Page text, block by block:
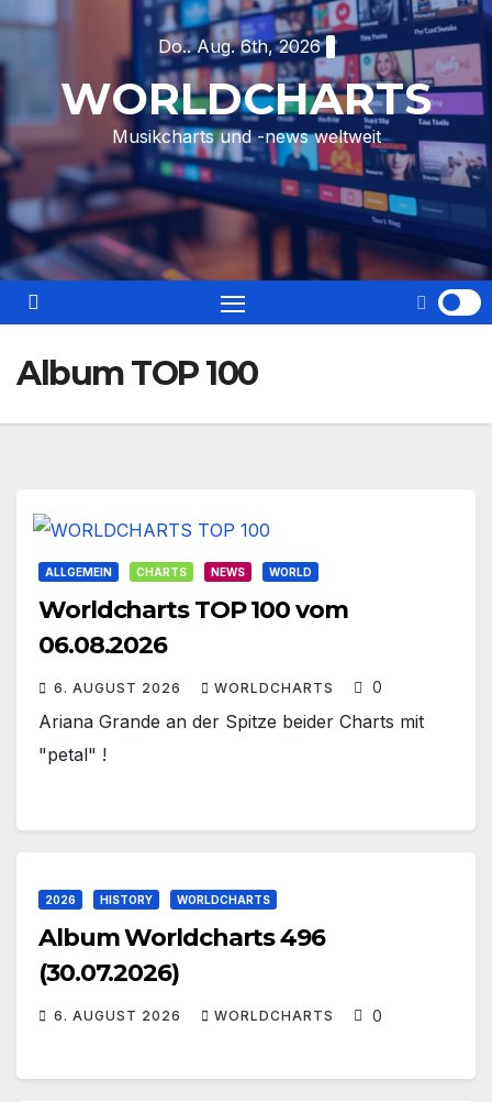
Skip
content
Do.. Aug. 6th, 2026
WORLDCHARTS
Musikcharts und -news weltweit
Album TOP 100
ALLGEMEIN CHARTS NEWS WORLD
Worldcharts TOP 100 vom
06.08.2026
6. AUGUST 2026 WORLDCHARTS 0
Ariana Grande an der Spitze beider Charts mit
"petal" !
2026 HISTORY WORLDCHARTS
Album Worldcharts 496
(30.07.2026)
6. AUGUST 2026 WORLDCHARTS 0